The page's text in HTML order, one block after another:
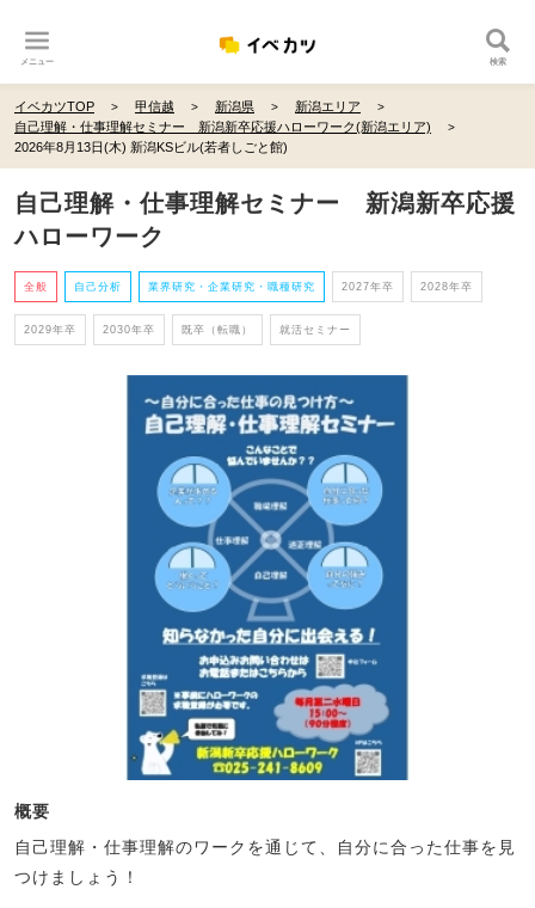
メニュー 検索
イベカツTOP 甲信越 新潟県
新潟エリア
自己理解・仕事理解セミナー 新潟新卒応援ハローワーク(新潟エリア)
2026年8月13日(木) 新潟KSビル(若者しごと館)
自己理解・仕事理解セミナー 新潟新卒応援
ハローワーク
全般 自己分析 業界研究・企業研究・職種研究 2027年卒 2028年卒
2029年卒 2030年卒 既卒（転職） 就活セミナー
概要
自己理解・仕事理解のワークを通じて、自分に合った仕事を見
つけましょう！